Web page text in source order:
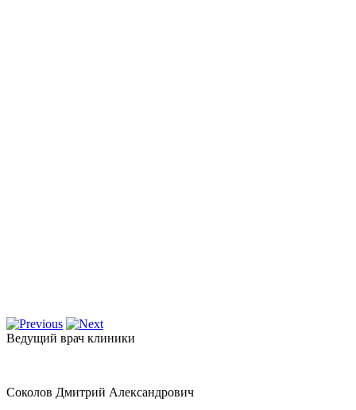
Ведущий врач клиники
Соколов Дмитрий Александрович